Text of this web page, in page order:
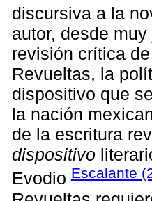
discursiva a la
autor, desde
revisión crítica
Revueltas, la
dispositivo que
la nación
de la escritura
dispositivo
Evodio Escalante